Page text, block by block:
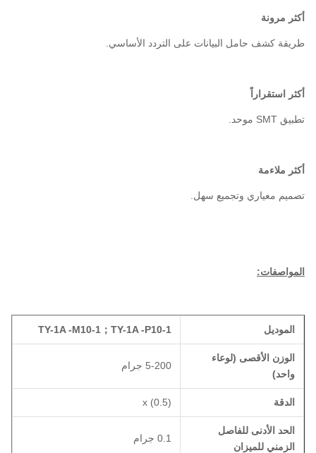
أكثر مرونة
طريقة كشف حامل البيانات على التردد الأساسي.
أكثر استقراراً
تطبيق SMT موحد.
أكثر ملاءمة
تصميم معياري وتجميع سهل.
المواصفات:
الموديل TY-1A -M10-1 ； TY-1A -P10-1
الوزن الأقصى (لوعاء
واحد)
5-200 جرام
الدقة x (0.5)
الحد الأدنى للفاصل
الزمني للميزان
0.1 جرام